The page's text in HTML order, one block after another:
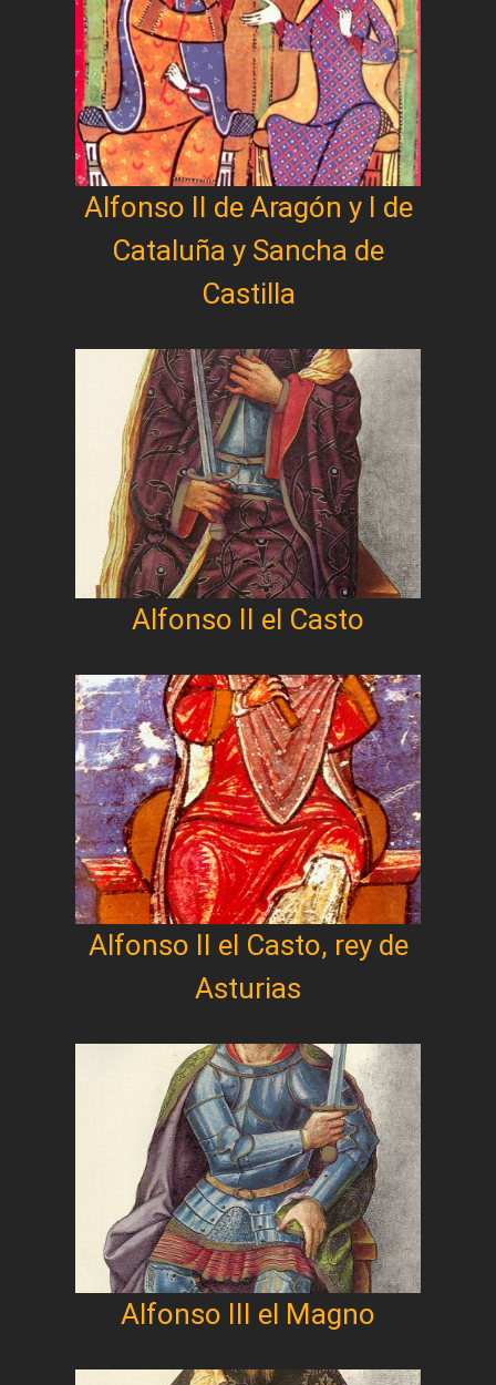
Alfonso II de Aragón y I de
Cataluña y Sancha de
Castilla
Alfonso II el Casto
Alfonso II el Casto, rey de
Asturias
Alfonso III el Magno